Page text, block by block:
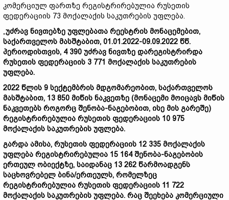
კომერციულ ფართზე რეგისტრირებულია რუსეთის
ფედერაციის 73 მოქალაქის საკუთრების უფლება.
„უძრავ ნივთებზე უფლებათა რეესტრის მონაცემებით,
საქართველოს მასშტაბით, 01.01.2022-09.09.2022 წწ.
პერიოდისთვის, 4 390 უძრავ ნივთზე დარეგისტრირდა
რუსეთის ფედერაციის 3 771 მოქალაქის საკუთრების
უფლება.
2022 წლის 9 სექტემბრის მდგომარეობით, საქართველოს
მასშტაბით, 13 850 მიწის ნაკვეთზე (მონაცემი მოიცავს მიწის
ნაკვეთებს როგორც შენობა-ნაგებობით, ისე მის გარეშე)
რეგისტრირებულია რუსეთის ფედერაციის 10 975
მოქალაქის საკუთრების უფლება.
გარდა ამისა, რუსეთის ფედერაციის 12 335 მოქალაქის
უფლება რეგისტრირებულია 15 164შენობა-ნაგებობის
ერთეულ ობიექტზე, საიდანაც 13 262 წარმოადგენს
საცხოვრებელ ბინა/ერთეულს, რომელზეც
რეგისტრირებულია რუსეთის ფედერაციის 11 722
მოქალაქის საკუთრების უფლება. რაც შეეხება კომერციული